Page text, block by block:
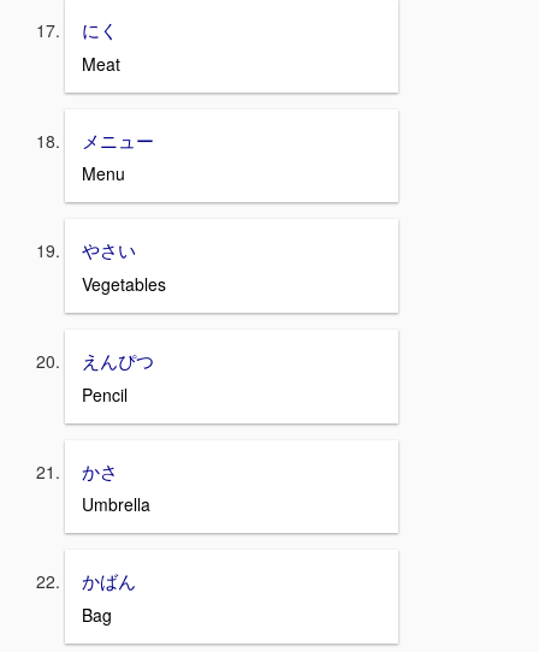
にく
Meat
メニュー
Menu
やさい
Vegetables
えんぴつ
Pencil
かさ
Umbrella
かばん
Bag